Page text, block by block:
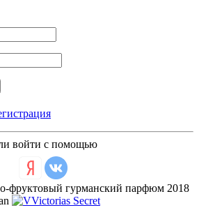
войти с помощью
фруктовый гурманский парфюм 2018